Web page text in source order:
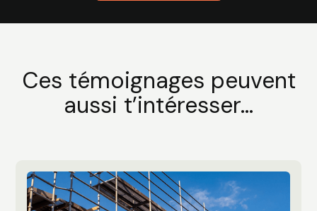
Ces témoignages peuvent
aussi t’intéresser...